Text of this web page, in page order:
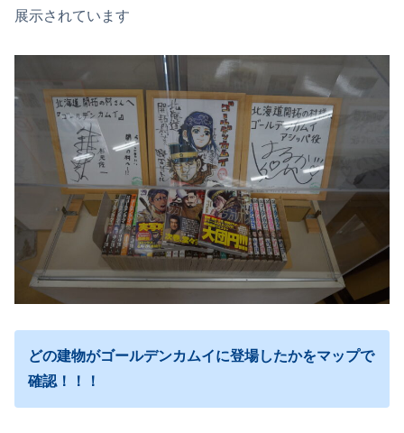
展示されています
どの建物がゴールデンカムイに登場したかをマップで
確認！！！